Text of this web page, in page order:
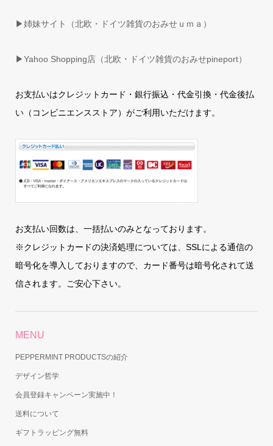
▶姉妹サイト（北欧・ドイツ雑貨のおみせｕｍａ）
▶Yahoo Shopping店（北欧・ドイツ雑貨のおみせpineport）
お支払いはクレジットカード・銀行振込・代金引換・代金後払
い（コンビニエンスストア）がご利用いただけます。
お支払い回数は、一括払いのみとなっております。
※クレジットカードの決済処理については、SSLによる通信の
暗号化を導入しておりますので、カード番号は暗号化されて送
信されます。ご安心下さい。
MENU
PEPPERMINT PRODUCTSの紹介
デザイン哲学
会員登録キャンペーン実施中！
送料について
ギフトラッピング無料